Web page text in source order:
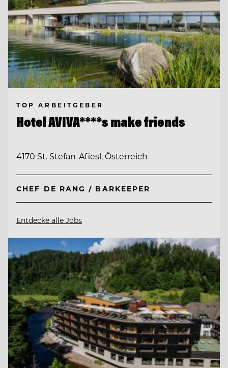
TOP ARBEITGEBER
Hotel AVIVA****s make friends
4170 St. Stefan-Afiesl, Österreich
CHEF DE RANG / BARKEEPER
Entdecke alle Jobs